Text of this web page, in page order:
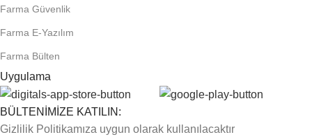
Farma Güvenlik
Farma E-Yazılım
Farma Bülten
Uygulama
BÜLTENİMİZE KATILIN:
Gizlilik Politikamıza uygun olarak kullanılacaktır